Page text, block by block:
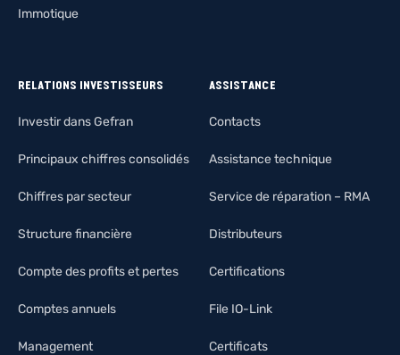
Immotique
RELATIONS INVESTISSEURS
Investir dans Gefran
Principaux chiffres consolidés
Chiffres par secteur
Structure financière
Compte des profits et pertes
Comptes annuels
Management
ASSISTANCE
Contacts
Assistance technique
Service de réparation – RMA
Distributeurs
Certifications
File IO-Link
Certificats